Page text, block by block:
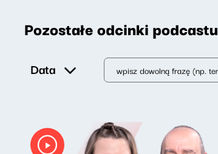
Pozostałe odcinki podcastu
Data